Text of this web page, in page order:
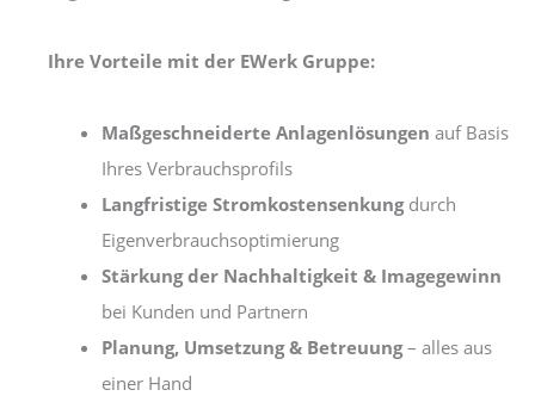
Ihre Vorteile mit der EWerk Gruppe:
Maßgeschneiderte Anlagenlösungen auf Basis
Ihres Verbrauchsprofils
Langfristige Stromkostensenkungdurch
Eigenverbrauchsoptimierung
Stärkung der Nachhaltigkeit & Imagegewinn
bei Kunden und Partnern
Planung, Umsetzung & Betreuung– alles aus
einer Hand